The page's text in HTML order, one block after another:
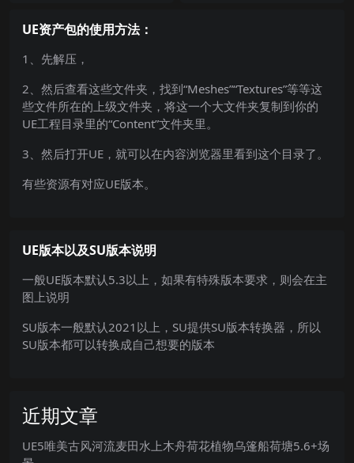
UE资产包的使用方法：
1、先解压，
2、然后查看这些文件夹，找到“Meshes”“Textures”等等这
些文件所在的上级文件夹，将这一个大文件夹复制到你的
UE工程目录里的“Content”文件夹里。
3、然后打开UE，就可以在内容浏览器里看到这个目录了。
有些资源有对应UE版本。
UE版本以及SU版本说明
一般UE版本默认5.3以上，如果有特殊版本要求，则会在主
图上说明
SU版本一般默认2021以上，SU提供SU版本转换器，所以
SU版本都可以转换成自己想要的版本
近期文章
UE5唯美古风河流麦田水上木舟荷花植物乌篷船荷塘5.6+场